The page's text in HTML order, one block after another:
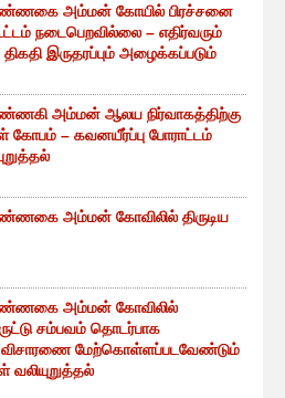
கண்ணகை அம்மன் கோயில் பிரச்சனை
நடைபெறவில்லை – எதிர்வரும்
இருதரப்பும் அழைக்கப்படும்
கண்ணகி அம்மன் ஆலய நிர்வாகத்திற்கு
கோபம் – கவனயீர்ப்பு போராட்டம்
கண்ணகை அம்மன் கோவிலில் திருடிய
கண்ணகை அம்மன் கோவிலில்
சம்பவம் தொடர்பாக
விசாரணை மேற்கொள்ளப்படவேண்டும்